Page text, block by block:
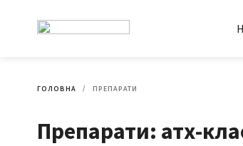
ГОЛОВНА ПРЕПАРАТИ
Препарати: атх-